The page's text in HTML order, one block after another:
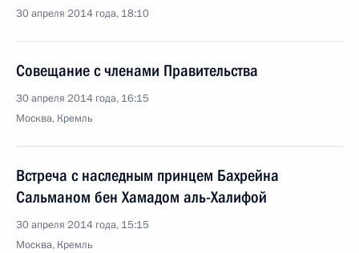
30 апреля 2014 года, 18:10
Совещание с членами Правительства
30 апреля 2014 года, 16:15
Москва, Кремль
Встреча с наследным принцем Бахрейна
Сальманом бен Хамадом аль-Халифой
30 апреля 2014 года, 15:15
Москва, Кремль